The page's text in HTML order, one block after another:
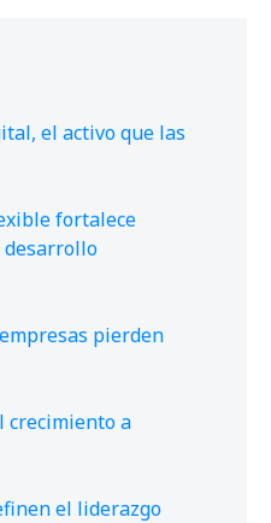
el activo que las
fortalece
desarrollo
pierden
crecimiento a
el liderazgo